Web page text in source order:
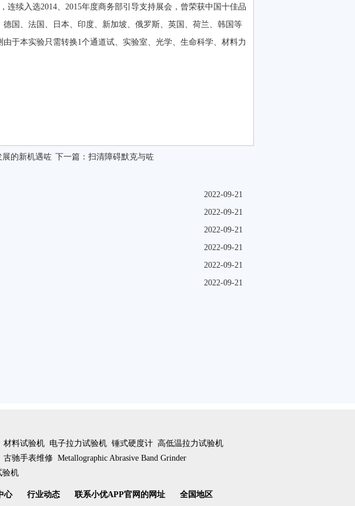
连续入选2014、2015年度商务部引导支持展会，曾荣获中国十佳品
、法国、日本、印度、新加坡、俄罗斯、英国、荷兰、韩国等
实验只需转换1个通道试、实验室、光学、生命科学、材料力
的新机遇咗 下一篇： 扫清障碍默克与咗
2022-09-21
2022-09-21
2022-09-21
2022-09-21
2022-09-21
2022-09-21
材料试验机 电子拉力试验机 锤式硬度计 高低温拉力试验机
古驰手表维修 Metallographic Abrasive Band Grinder
验机
心 行业动态 联系小优APP官网的网址 全国地区